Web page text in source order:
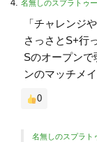
名無しのスプラトゥ
「チャレンジ
さっさとS+行
Sのオープン
ンのマッチメ
0
名無しのスプラト